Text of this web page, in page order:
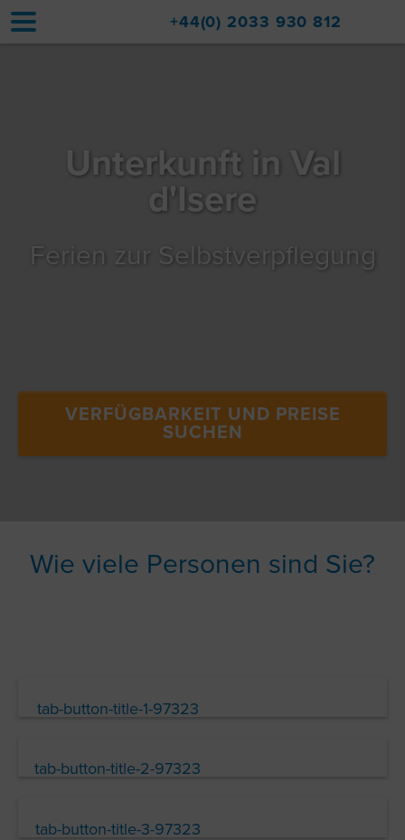
Aufwertungen
Reisen
+44(0) 2033 930 812
Unterkunft in Val
d'Isere
Ferien zur Selbstverpflegung
VERFÜGBARKEIT UND PREISE
SUCHEN
Wie viele Personen sind Sie?
tab-button-title-1-97323
tab-button-title-2-97323
tab-button-title-3-97323